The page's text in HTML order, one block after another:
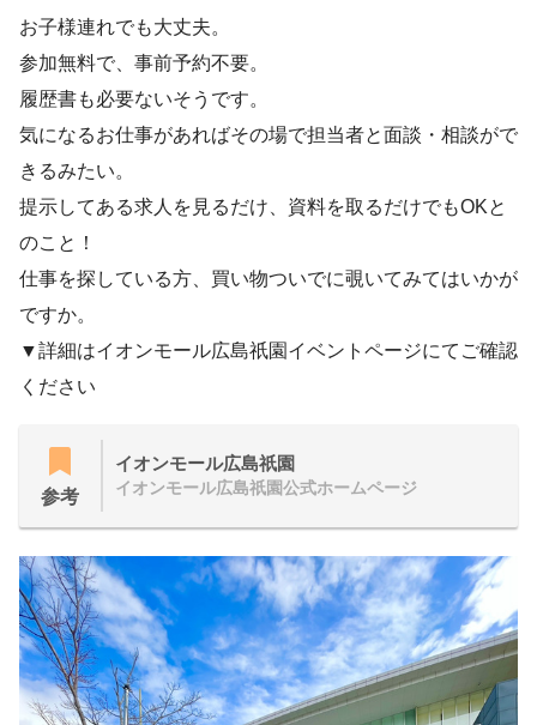
お子様連れでも大丈夫。
参加無料で、事前予約不要。
履歴書も必要ないそうです。
気になるお仕事があればその場で担当者と面談・相談がで
きるみたい。
提示してある求人を見るだけ、資料を取るだけでもOKと
のこと！
仕事を探している方、買い物ついでに覗いてみてはいかが
ですか。
▼詳細はイオンモール広島祇園イベントページにてご確認
ください
参考
イオンモール広島祇園
イオンモール広島祇園公式ホームページ